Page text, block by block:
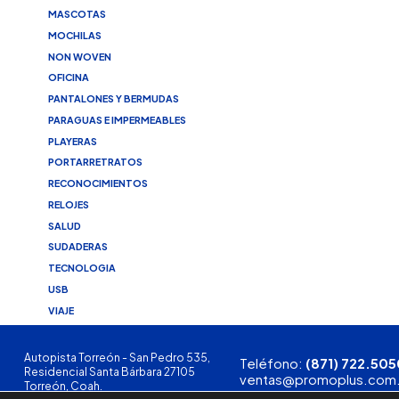
MASCOTAS
MOCHILAS
NON WOVEN
OFICINA
PANTALONES Y BERMUDAS
PARAGUAS E IMPERMEABLES
PLAYERAS
PORTARRETRATOS
RECONOCIMIENTOS
RELOJES
SALUD
SUDADERAS
TECNOLOGIA
USB
VIAJE
Autopista Torreón - San Pedro 535,
Residencial Santa Bárbara 27105
Torreón, Coah.
Teléfono: (871)